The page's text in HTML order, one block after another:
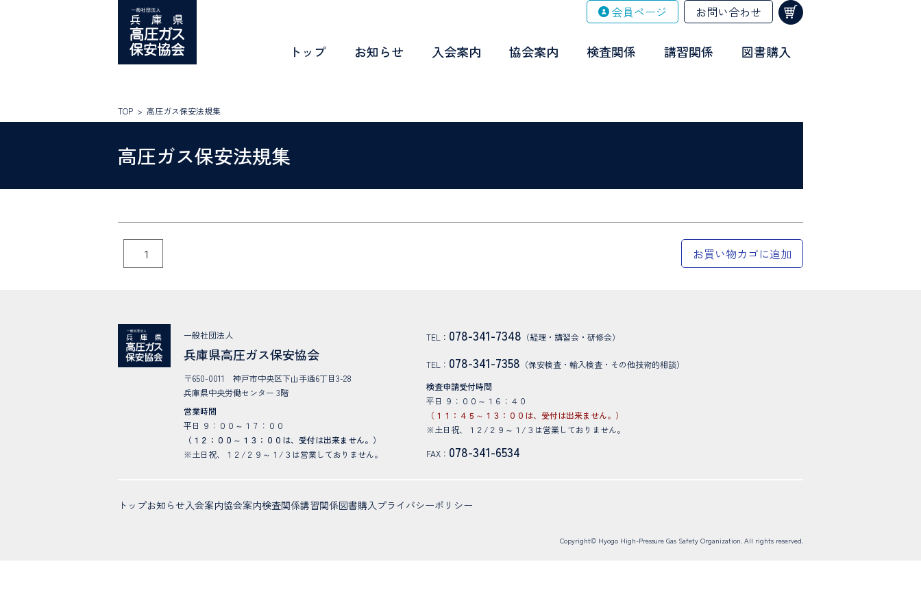
会員ページ お問い合わせ
トップ お知らせ 入会案内 協会案内 検査関係 講習関係 図書購入
TOP 高圧ガス保安法規集
高圧ガス保安法規集
圧
保
安
法
お買い物カゴに追加
一般社団法人
兵庫県高圧ガス保安協会
〒650-0011 神戸市中央区下山手通6丁目3-28
兵庫県中央労働センター 3階
営業時間
平日 ９：００～１７：００
（１２：００～１３：００は、受付は出来ません。）
※土日祝、１２/２９～１/３は営業しておりません。
TEL： 078-341-7348 （経理・講習会・研修会）
TEL： 078-341-7358 （保安検査・輸入検査・その他技術的相談）
検査申請受付時間
平日 ９：００～１６：４０
（１１：４５～１３：００は、受付は出来ません。）
※土日祝、１２/２９～１/３は営業しておりません。
FAX： 078-341-6534
トップお知らせ入会案内協会案内検査関係講習関係図書購入プライバシーポリシー
Copyright© Hyogo High-Pressure Gas Safety Organization. All rights reserved.